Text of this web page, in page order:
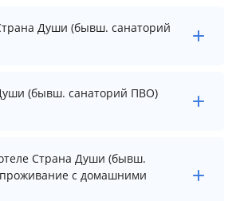
14:00, а выезд необходимо
Души (бывш. санаторий
(бывш. санаторий ПВО) есть
(бывш. санаторий ПВО)
(бывш. санаторий ПВО) есть
информацию перед
возможно, услуга
Страна Души (бывш.
с домашними